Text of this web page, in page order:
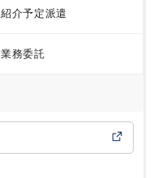
紹介予定派遣
業務委託